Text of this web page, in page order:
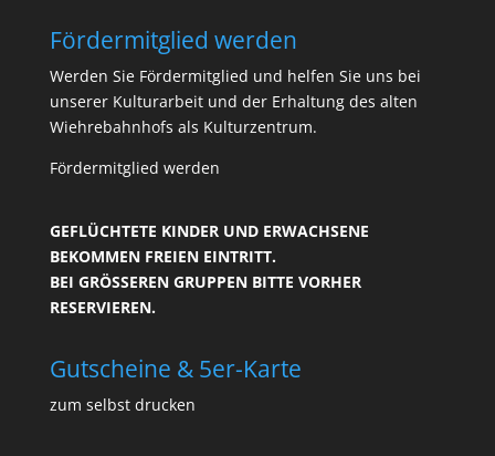
Fördermitglied werden
Werden Sie Fördermitglied und helfen Sie uns bei
unserer Kulturarbeit und der Erhaltung des alten
Wiehrebahnhofs als Kulturzentrum.
Fördermitglied werden
GEFLÜCHTETE KINDER UND ERWACHSENE
BEKOMMEN FREIEN EINTRITT.
BEI GRÖSSEREN GRUPPEN BITTE VORHER R
ESERVIEREN.
Gutscheine & 5er-Karte
zum selbst drucken